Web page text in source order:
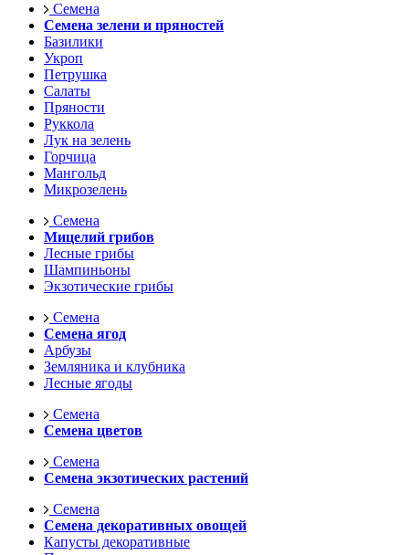
Семена
Семена зелени и пряностей
Базилики
Укроп
Петрушка
Салаты
Пряности
Руккола
Лук на зелень
Горчица
Мангольд
Микрозелень
Семена
Мицелий грибов
Лесные грибы
Шампиньоны
Экзотические грибы
Семена
Семена ягод
Арбузы
Земляника и клубника
Лесные ягоды
Семена
Семена цветов
Семена
Семена экзотических растений
Семена
Семена декоративных овощей
Капусты декоративные